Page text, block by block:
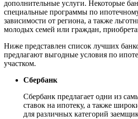
дополнительные услуги. Некоторые
специальные программы по
зависимости от региона, а также
молодых семей или граждан,
Ниже представлен список лучших
предлагают выгодные условия по
участком.
Сбербанк
Сбербанк предлагает одни из
ставок на ипотеку, а также
для различных категорий